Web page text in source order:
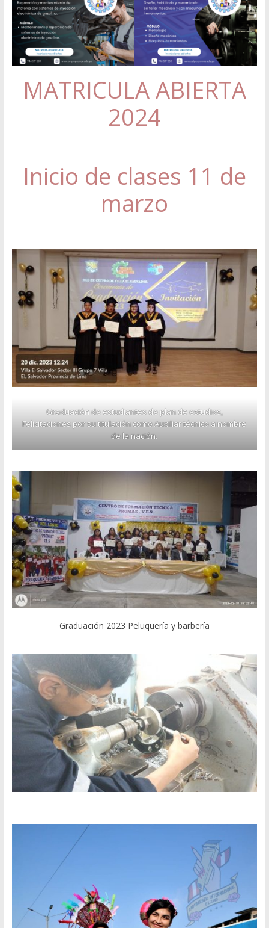
MATRICULA ABIERTA
2024
Inicio de clases 11 de
marzo
Graduación de estudiantes de plan de estudios,
Felicitaciones por su titulación como Auxiliar técnico a nombre
de la nación.
Graduación 2023 Peluquería y barbería